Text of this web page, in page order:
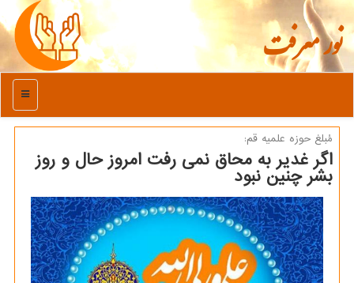
نور معرفت
منو
مُبلغ حوزه علمیه قم:
اگر غدیر به محاق نمی رفت امروز حال و روز
بشر چنین نبود